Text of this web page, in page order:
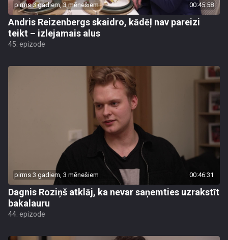
pirms 3 gadiem, 3 mēnešiem 00:45:58
Andris Reizenbergs skaidro, kādēļ nav pareizi
teikt – izlejamais alus
45. epizode
pirms 3 gadiem, 3 mēnešiem 00:46:31
Dagnis Roziņš atklāj, ka nevar saņemties uzrakstīt
bakalauru
44. epizode